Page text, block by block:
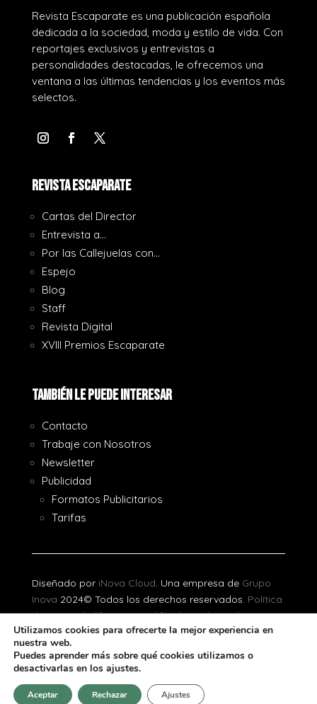
Revista Escaparate es una publicación española
dedicada a la sociedad, moda y estilo de vida. Con
reportajes exclusivos y entrevistas a
personalidades destacadas, le ofrecemos una
ventana a las últimas tendencias y los eventos más
selectos.
REVISTA ESCAPARATE
Cartas del Director
Entrevista a…
Por las Callejuelas con…
Espejo
Blog
Staff
Revista Digital
XVIII Premios Escaparate
También le puede interesar
Contacto
Trabaje con Nosotros
Newsletter
Publicidad
Formatos Publicitarios
Tarifas
Diseñado por iNova Cloud. Una empresa de Grupo
Inova 2024© Todos los derechos reservados. Política
de Privacidad|Aviso Legal|Política de Cookies
[gtranslate]
Utilizamos cookies para ofrecerte la mejor experiencia en
nuestra web.
Puedes aprender más sobre qué cookies utilizamos o
desactivarlas en los ajustes.
Aceptar Rechazar Ajustes